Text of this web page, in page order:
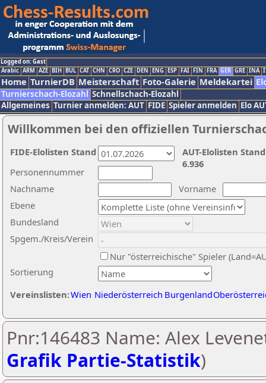
Logged on: Gast
Arabic ARM AZE BIH BUL CAT CHN CRO CZE DEN ENG ESP FAI FIN FRA GER GRE INA
Home TurnierDB Meisterschaft Foto-Galerie Meldekartei
Turnierschach-Elozahl Schnellschach-Elozahl
Allgemeines Turnier anmelden: AUT FIDE Spieler anmelden Elo
Willkommen bei den offiziellen
Nachname
Vorname
Ebene
Sortierung
Personennummer
Bundesland
Spgem./Kreis/Verein
Nur "österreichische" Spieler
Vereinslisten:Wien Niederösterreich Burgenland
AUT-Elolisten
6.936
FIDE-Elolisten Stand
Pnr:146483 Name: Alex
Grafik Partie-Statistik)